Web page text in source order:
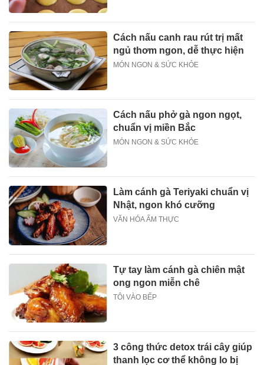
Cách nấu canh rau rút trị mất
ngủ thơm ngon, dễ thực hiện
MÓN NGON & SỨC KHỎE
Cách nấu phở gà ngon ngọt,
chuẩn vị miền Bắc
MÓN NGON & SỨC KHỎE
Làm cánh gà Teriyaki chuẩn vị
Nhật, ngon khó cưỡng
VĂN HÓA ẨM THỰC
Tự tay làm cánh gà chiên mật
ong ngon miễn chê
TÔI VÀO BẾP
3 công thức detox trái cây giúp
thanh lọc cơ thể không lo bị